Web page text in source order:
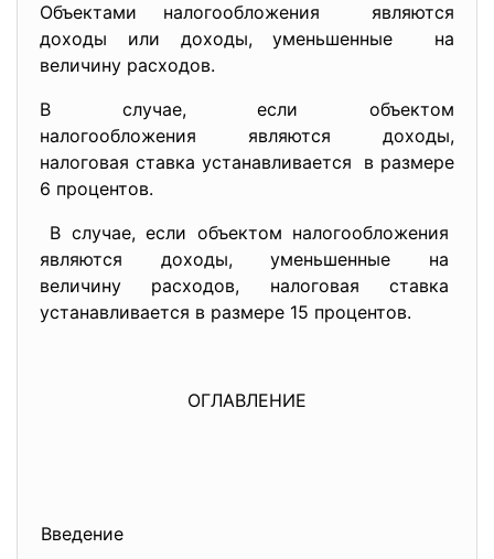
Объектами налогообложения являются
доходы или доходы, уменьшенные на
величину расходов.
В случае, если объектом
налогообложения являются доходы,
налоговая ставка устанавливается в размере
6 процентов.
В случае, если объектом налогообложения
являются доходы, уменьшенные на
величину расходов, налоговая ставка
устанавливается в размере 15 процентов.
ОГЛАВЛЕНИЕ
Введение